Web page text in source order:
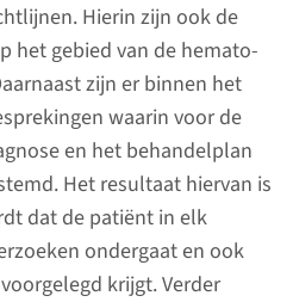
Hierin zijn ook de
het gebied van de hemato­
zijn er binnen het
waarin voor de
en het behandel­plan
Het resultaat hiervan is
dat de patiënt in elk
ondergaat en ook
krijgt. Verder
zorg